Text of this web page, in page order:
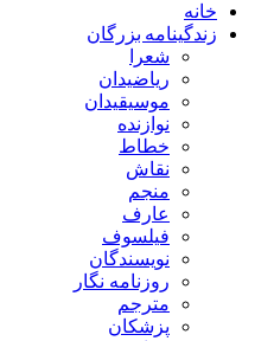
خانه
زندگینامه بزرگان
شعرا
ریاضیدان
موسیقیدان
نوازنده
خطاط
نقاش
منجم
عارف
فیلسوف
نویسندگان
روزنامه نگار
مترجم
پزشکان